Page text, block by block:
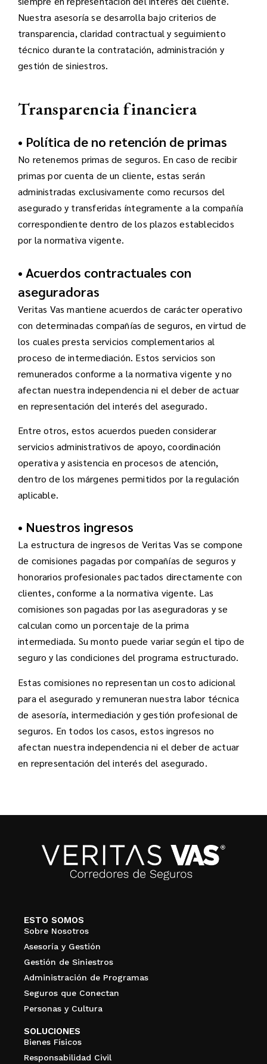
Nuestra asesoría se desarrolla bajo criterios de
transparencia, claridad contractual y seguimiento
técnico durante la contratación, administración y
gestión de siniestros.
Transparencia financiera
• Política de no retención de primas
No retenemos primas de seguros. En caso de recibir
primas por cuenta de un cliente, estas serán
administradas exclusivamente como recursos del
asegurado y transferidas íntegramente a la compañía
correspondiente dentro de los plazos establecidos
por la normativa vigente.
• Acuerdos contractuales con
aseguradoras
Veritas Vas mantiene acuerdos de carácter operativo
con determinadas compañías de seguros, en virtud de
los cuales presta servicios complementarios al
proceso de intermediación. Estos servicios son
remunerados conforme a la normativa vigente y no
afectan nuestra independencia ni el deber de actuar
en representación del interés del asegurado.
Entre otros, estos acuerdos pueden considerar
servicios administrativos de apoyo, coordinación
operativa y asistencia en procesos de atención,
dentro de los márgenes permitidos por la regulación
aplicable.
• Nuestros ingresos
La estructura de ingresos de Veritas Vas se compone
de comisiones pagadas por compañías de seguros y
honorarios profesionales pactados directamente con
clientes, conforme a la normativa vigente. Las
comisiones son pagadas por las aseguradoras y se
calculan como un porcentaje de la prima
intermediada. Su monto puede variar según el tipo de
seguro y las condiciones del programa estructurado.
Estas comisiones no representan un costo adicional
para el asegurado y remuneran nuestra labor técnica
de asesoría, intermediación y gestión profesional de
seguros. En todos los casos, estos ingresos no
afectan nuestra independencia ni el deber de actuar
en representación del interés del asegurado.
ESTO SOMOS
Sobre Nosotros
Asesoría y Gestión
Gestión de Siniestros
Administración de Programas
Seguros que Conectan
Personas y Cultura
SOLUCIONES
Bienes Físicos
Responsabilidad Civil